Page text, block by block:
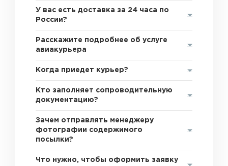
У вас есть доставка за 24 часа по
России?
Расскажите подробнее об услуге
авиакурьера
Когда приедет курьер?
Кто заполняет сопроводительную
документацию?
Зачем отправлять менеджеру
фотографии содержимого
посылки?
Что нужно, чтобы оформить заявку